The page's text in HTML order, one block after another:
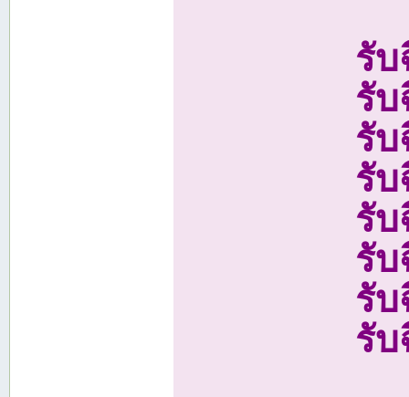
รั
รั
รั
รับ
รั
รับ
รั
รั